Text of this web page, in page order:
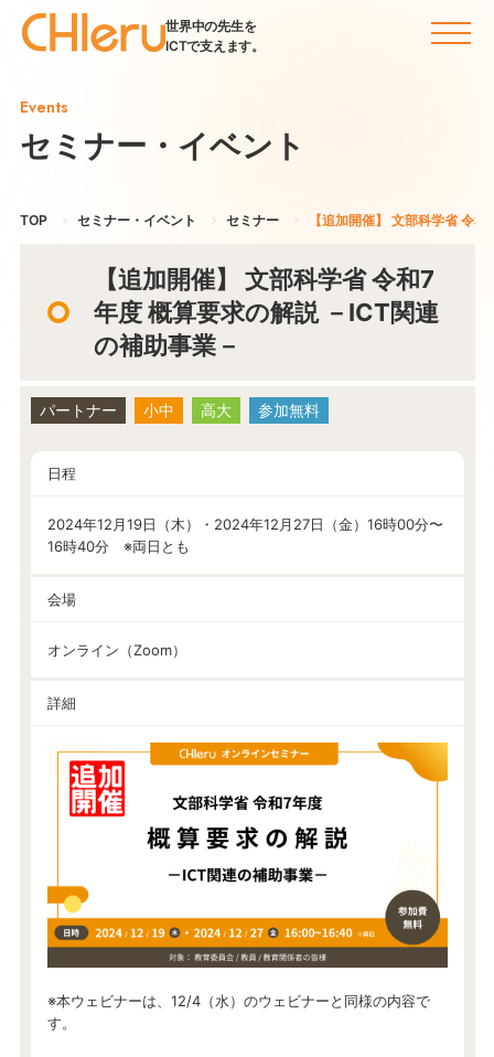
世界中の先生を
ICTで支えます。
Events
セミナー・イベント
TOP セミナー・イベント セミナー 【追加開催】 文部科学省 令
【追加開催】 文部科学省 令和7
年度 概算要求の解説 －ICT関連
の補助事業－
パートナー 小中 高大 参加無料
日程
2024年12月19日（木）・2024年12月27日（金）16時00分〜
16時40分 ※両日とも
会場
オンライン（Zoom）
詳細
※本ウェビナーは、12/4（水）のウェビナーと同様の内容で
す。